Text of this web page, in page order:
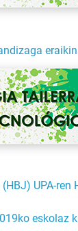
UPA-
eskolaz